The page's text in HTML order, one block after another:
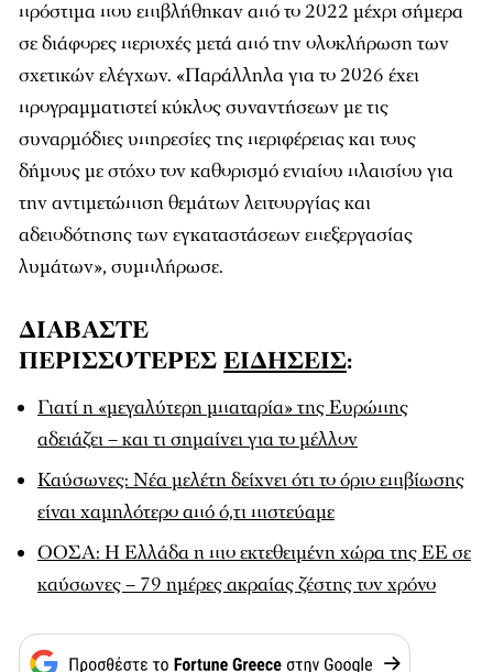
πρόστιμα που επιβλήθηκαν από το 2022 μέχρι σήμερα
σε διάφορες περιοχές μετά από την ολοκλήρωση των
σχετικών ελέγχων. «Παράλληλα για το 2026 έχει
προγραμματιστεί κύκλος συναντήσεων με τις
συναρμόδιες υπηρεσίες της περιφέρειας και τους
δήμους με στόχο τον καθορισμό ενιαίου πλαισίου για
την αντιμετώπιση θεμάτων λειτουργίας και
αδειοδότησης των εγκαταστάσεων επεξεργασίας
λυμάτων», συμπλήρωσε.
ΔΙΑΒΑΣΤΕ
ΠΕΡΙΣΣΟΤΕΡΕΣ ΕΙΔΗΣΕΙΣ:
Γιατί η «μεγαλύτερη μπαταρία» της Ευρώπης
αδειάζει – και τι σημαίνει για το μέλλον
Καύσωνες: Νέα μελέτη δείχνει ότι το όριο επιβίωσης
είναι χαμηλότερο από ό,τι πιστεύαμε
ΟΟΣΑ: Η Ελλάδα η πιο εκτεθειμένη χώρα της ΕΕ σε
καύσωνες – 79 ημέρες ακραίας ζέστης τον χρόνο